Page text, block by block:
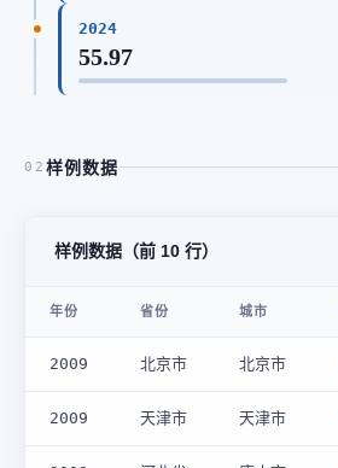
2024
55.97
02 样例数据
样例数据（前 10 行）
年份 省份 城市
2009 北京市 北京市
2009 天津市 天津市